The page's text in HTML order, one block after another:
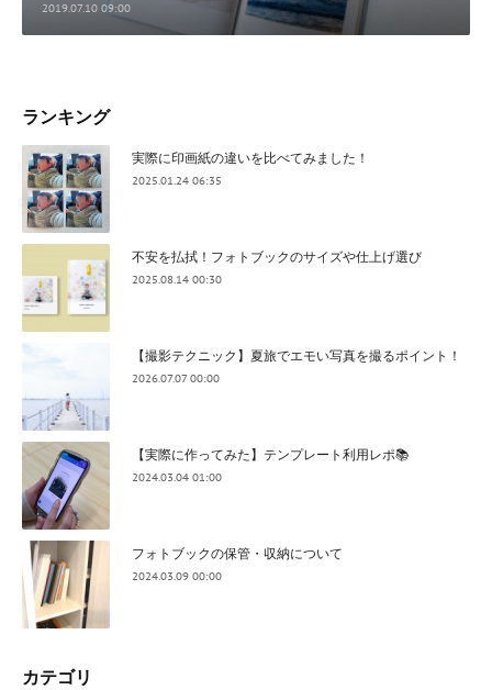
2019.07.10 09:00
ランキング
実際に印画紙の違いを比べてみました！
2025.01.24 06:35
不安を払拭！フォトブックのサイズや仕上げ選び
2025.08.14 00:30
【撮影テクニック】夏旅でエモい写真を撮るポイント！
2026.07.07 00:00
【実際に作ってみた】テンプレート利用レポ📚
2024.03.04 01:00
フォトブックの保管・収納について
2024.03.09 00:00
カテゴリ